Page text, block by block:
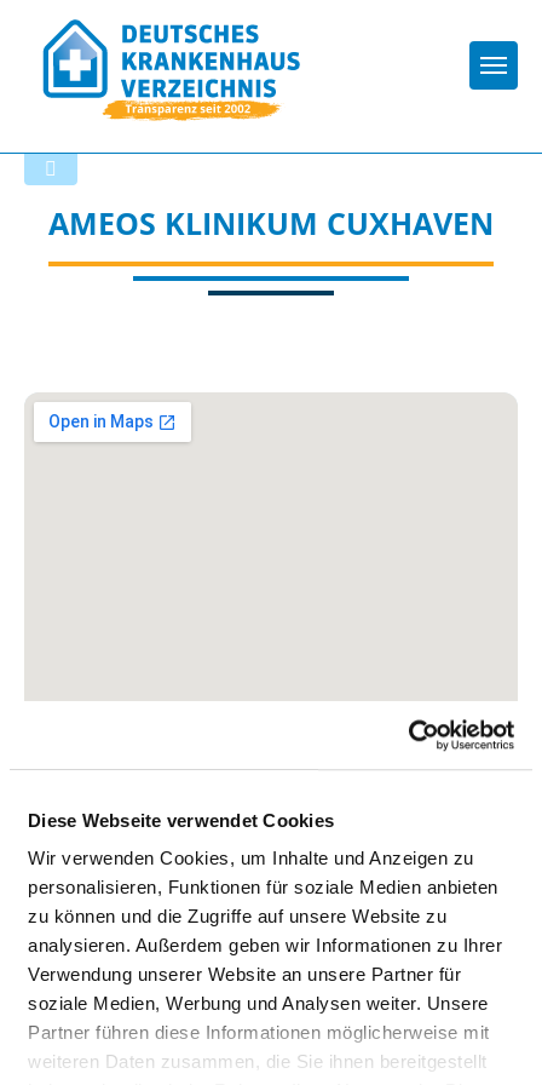
Diese Webseite verwendet Cookies
Wir verwenden Cookies, um Inhalte und Anzeigen zu
personalisieren, Funktionen für soziale Medien anbieten
zu können und die Zugriffe auf unsere Website zu
analysieren. Außerdem geben wir Informationen zu Ihrer
Verwendung unserer Website an unsere Partner für
soziale Medien, Werbung und Analysen weiter. Unsere
Partner führen diese Informationen möglicherweise mit
weiteren Daten zusammen, die Sie ihnen bereitgestellt
AMEOS KLINIKUM CUXHAVEN
Feldweg 24
27474 Cuxhaven
Tel.:04721-6644188
Mail:
ed.soema.dnaltseeg@kinilksegaTremmiztsneiD
Anfahrt